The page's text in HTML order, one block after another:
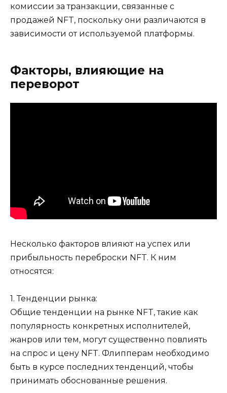
комиссии за транзакции, связанные с
продажей NFT, поскольку они различаются в
зависимости от используемой платформы.
Факторы, влияющие на
переворот
Несколько факторов влияют на успех или
прибыльность переброски NFT. К ним
относятся:
1. Тенденции рынка:
Общие тенденции на рынке NFT, такие как
популярность конкретных исполнителей,
жанров или тем, могут существенно повлиять
на спрос и цену NFT. Флипперам необходимо
быть в курсе последних тенденций, чтобы
принимать обоснованные решения.